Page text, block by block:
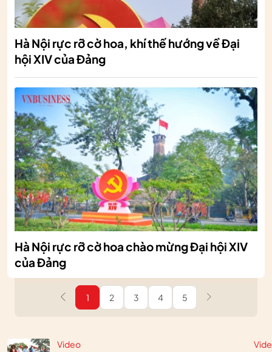
Video
Hà Nội rực rỡ cờ hoa, khí thế hướng về Đại
hội XIV của Đảng
Hà Nội rực rỡ cờ hoa chào mừng Đại hội XIV
của Đảng
1 2 3 4 5